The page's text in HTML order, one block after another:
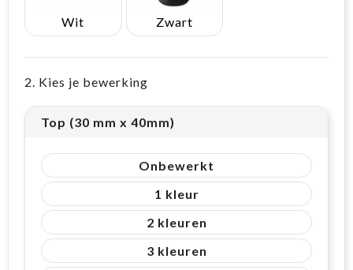
Wit Zwart
2. Kies je bewerking
Top (30 mm x 40mm)
Onbewerkt
1
2
3